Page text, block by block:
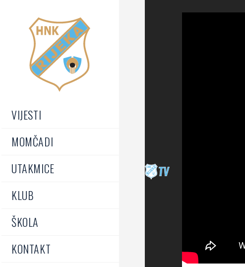
VIJESTI
MOMČADI
UTAKMICE
KLUB
ŠKOLA
KONTAKT